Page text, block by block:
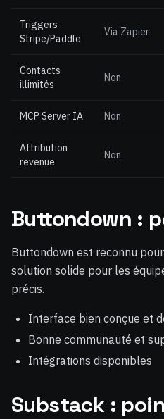
Triggers
Stripe/Paddle
Via Zapier
Contacts
illimités
Non
MCP Server IA Non
Attribution
revenue
Non
Buttondown :
Buttondown est reconnu
solution solide pour les
précis.
Interface bien conçue et
Bonne communauté et
Intégrations disponibles
Substack :